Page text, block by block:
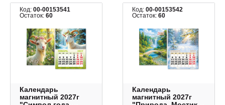
Код: 00-00153541
Остаток: 60
Календарь
магнитный 2027г
Код:00-00153542
Остаток:60
Календарь
магнитный 2027г